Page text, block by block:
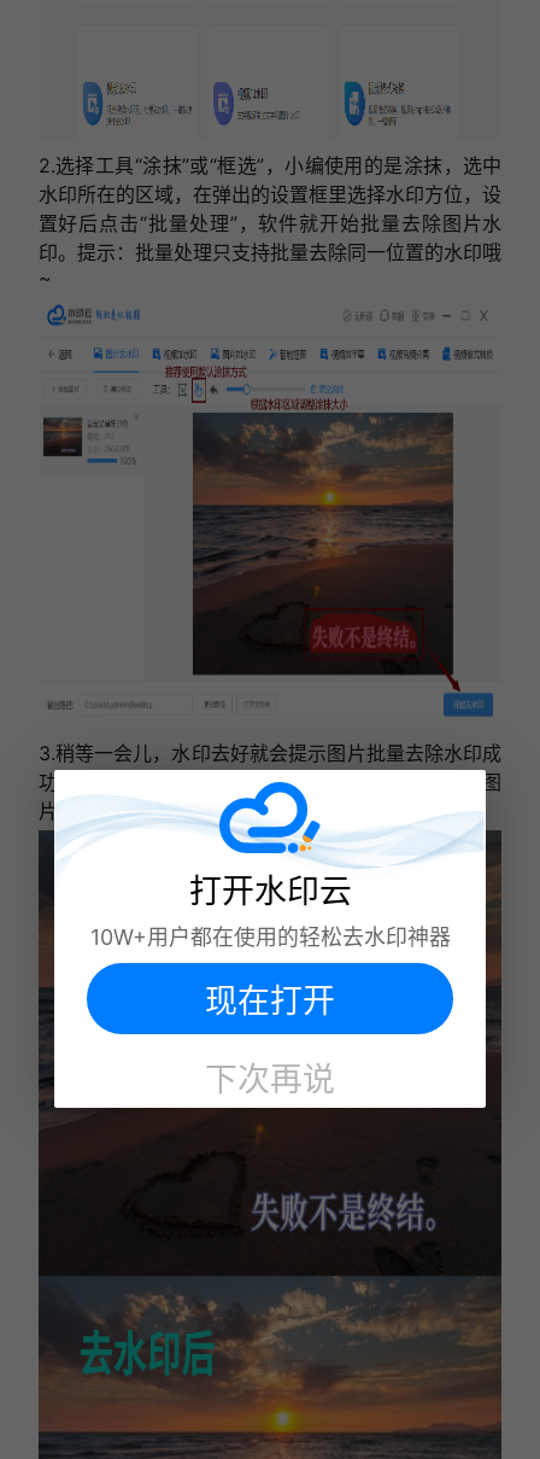
2.选择工具“涂抹”或“框选”，小编使用的是涂抹，选中
水印所在的区域，在弹出的设置框里选择水印方位，设
置好后点击“批量处理”，软件就开始批量去除图片水
印。提示：批量处理只支持批量去除同一位置的水印哦
~
3.稍等一会儿，水印去好就会提示图片批量去除水印成
功，这时可在软件下方的保存路径中找到处理好的图
片。
打开水印云
10W+用户都在使用的轻松去水印神器
现在打开
下次再说